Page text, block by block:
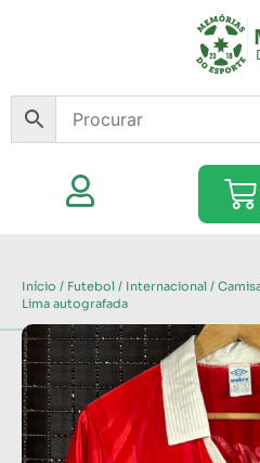
Início / Futebol / Internacional /
Lima autografada